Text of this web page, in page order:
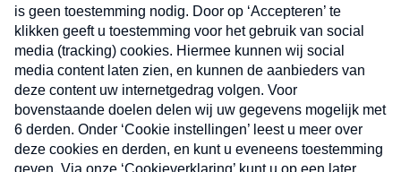
Nieuwsbrief